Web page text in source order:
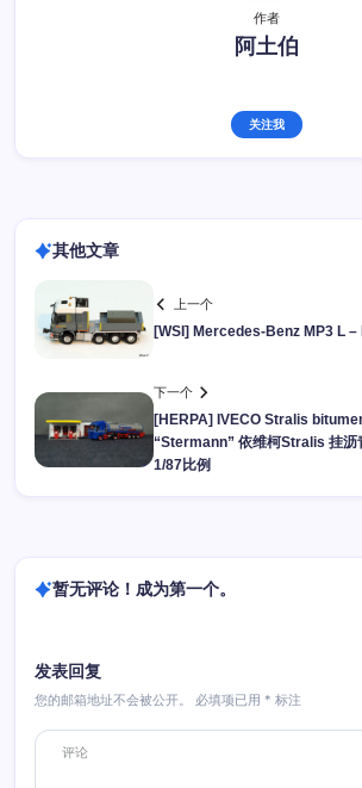
作者
阿土伯
关注我
其他文章
上一个
[WSI] Mercedes-Benz MP3 L
下一个
[HERPA] IVECO Stralis
“Stermann” 依维柯Stralis 挂沥
1/87比例
暂无评论！成为第一个。
发表回复
您的邮箱地址不会被公开。 必填项已用 * 标注